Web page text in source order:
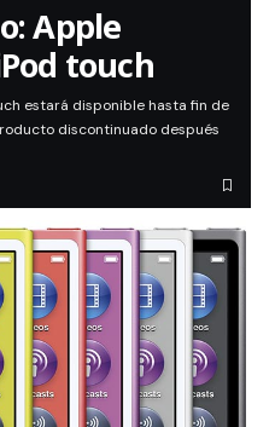
Apple
touch
estará disponible hasta fin de
discontinuado después